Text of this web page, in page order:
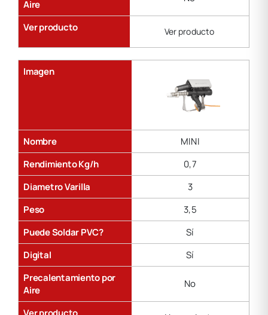
Aire
Ver producto Ver producto
Imagen
Nombre
MINI
Rendimiento Kg/h
0,7
Diametro Varilla
3
Peso
3,5
Puede Soldar PVC?
Sí
Digital
Sí
Precalentamiento por
Aire
No